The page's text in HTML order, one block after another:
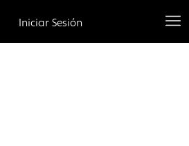
Iniciar Sesión